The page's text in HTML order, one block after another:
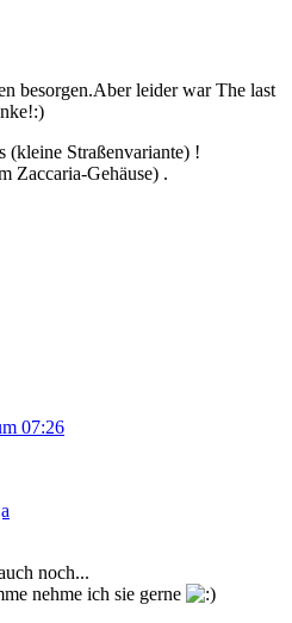
besorgen.Aber leider war The last
(kleine Straßenvariante) !
Zaccaria-Gehäuse) .
07:26
noch...
nehme ich sie gerne